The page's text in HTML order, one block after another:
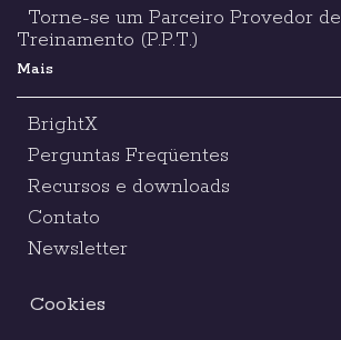
Torne-se um Parceiro Provedor de
Treinamento (P.P.T.)
Mais
BrightX
Perguntas Freqüentes
Recursos e downloads
Contato
Newsletter
Cookies